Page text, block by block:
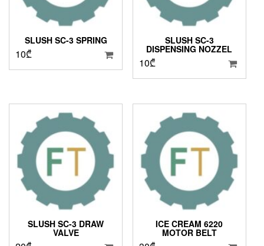
SLUSH SC-3 SPRING
10₾
SLUSH SC-3
DISPENSING NOZZEL
10₾
SLUSH SC-3 DRAW
VALVE
ICE CREAM 6220
MOTOR BELT